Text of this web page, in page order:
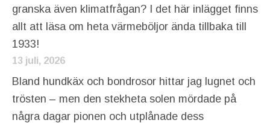
granska även klimatfrågan? I det här inlägget finns
allt att läsa om heta värmeböljor ända tillbaka till
1933!
13 juli, 2026
Bland hundkäx och bondrosor hittar jag lugnet och
trösten – men den stekheta solen mördade på
några dagar pionen och utplånade dess